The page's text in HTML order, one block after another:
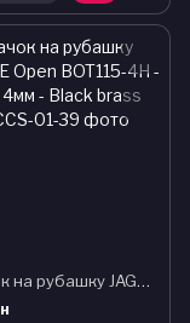
Колпачок на рубашку JAGWIRE Open BOT115-4H - перекл. 4мм - Black brass (50шт)